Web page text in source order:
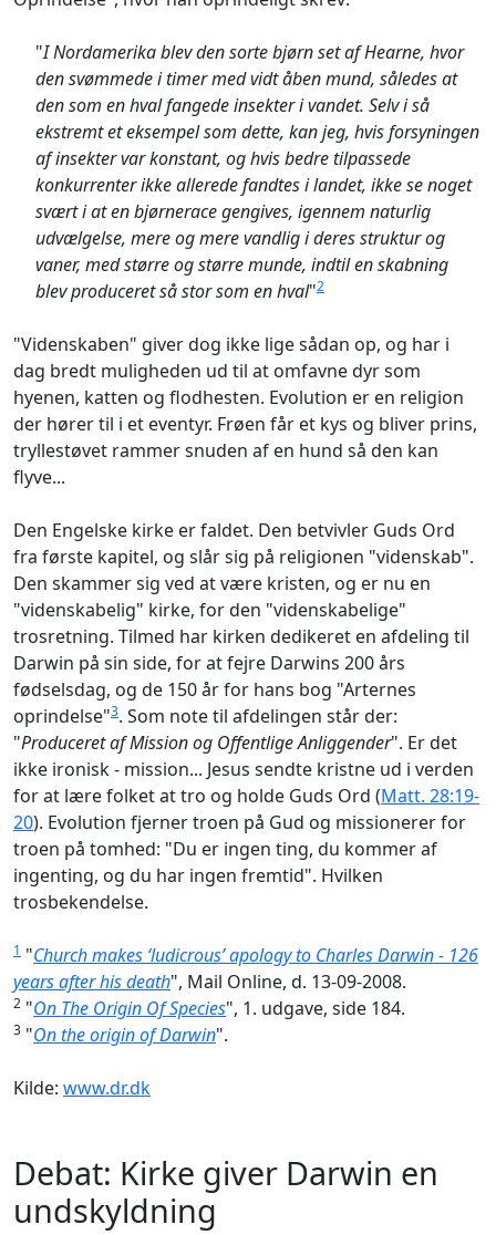
"I Nordamerika blev den sorte bjørn set af Hearne, hvor
den svømmede i timer med vidt åben mund, således at
den som en hval fangede insekter i vandet. Selv i så
ekstremt et eksempel som dette, kan jeg, hvis forsyningen
af insekter var konstant, og hvis bedre tilpassede
konkurrenter ikke allerede fandtes i landet, ikke se noget
svært i at en bjørnerace gengives, igennem naturlig
udvælgelse, mere og mere vandlig i deres struktur og
vaner, med større og større munde, indtil en skabning
blev produceret så stor som en hval"2
"Videnskaben" giver dog ikke lige sådan op, og har i
dag bredt muligheden ud til at omfavne dyr som
hyenen, katten og flodhesten. Evolution er en religion
der hører til i et eventyr. Frøen får et kys og bliver prins,
tryllestøvet rammer snuden af en hund så den kan
flyve...
Den Engelske kirke er faldet. Den betvivler Guds Ord
fra første kapitel, og slår sig på religionen "videnskab".
Den skammer sig ved at være kristen, og er nu en
"videnskabelig" kirke, for den "videnskabelige"
trosretning. Tilmed har kirken dedikeret en afdeling til
Darwin på sin side, for at fejre Darwins 200 års
fødselsdag, og de 150 år for hans bog "Arternes
oprindelse"3. Som note til afdelingen står der:
"Produceret af Mission og Offentlige Anliggender". Er det
ikke ironisk - mission... Jesus sendte kristne ud i verden
for at lære folket at tro og holde Guds Ord (Matt. 28:19-
20). Evolution fjerner troen på Gud og missionerer for
troen på tomhed: "Du er ingen ting, du kommer af
ingenting, og du har ingen fremtid". Hvilken
trosbekendelse.
1 "Church makes ‘ludicrous’ apology to Charles Darwin - 126
years after his death", Mail Online, d. 13-09-2008.
2 "On The Origin Of Species", 1. udgave, side 184.
3 "On the origin of Darwin".
Kilde: www.dr.dk
Debat: Kirke giver Darwin en
undskyldning